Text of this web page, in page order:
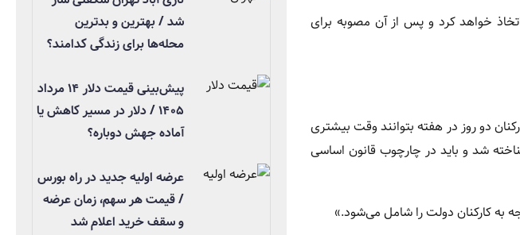
خواهد کرد و پس از آن مصوبه برای
دو روز در هفته بتوانند وقت بیشتری
شد و باید در چارچوب قانون اساسی
شد / بهترین و بدترین
محله‌ها برای زندگی کدامند؟
پیش‌بینی قیمت دلار ۱۴ مرداد
۱۴۰۵ / دلار در مسیر کاهش یا
آماده جهش دوباره؟
عرضه اولیه جدید در راه بورس
/ قیمت هر سهم، زمان عرضه
و سقف خرید اعلام شد